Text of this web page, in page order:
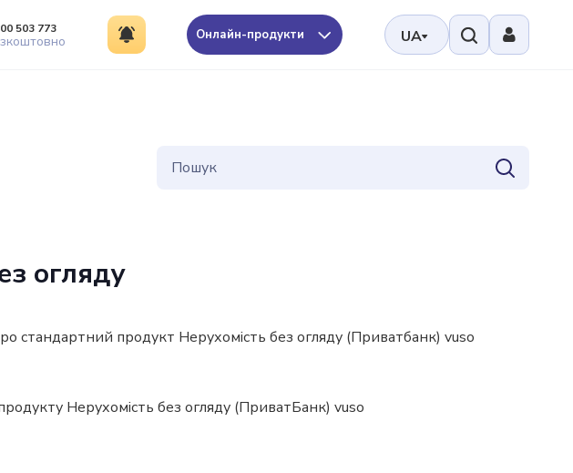
503 773 Онлайн-продукти UA
огляду
стандартний продукт Нерухомість без огляду (Приватбанк) vuso
Нерухомість без огляду (ПриватБанк) vuso